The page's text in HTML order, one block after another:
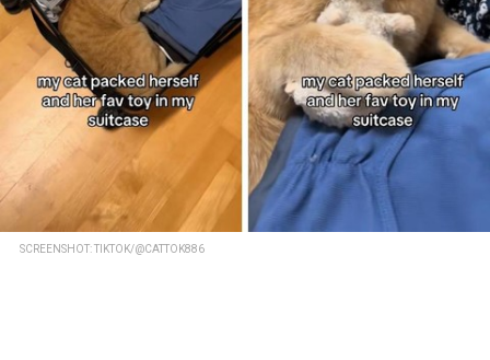
SCREENSHOT: TIKTOK/@CATTOK886